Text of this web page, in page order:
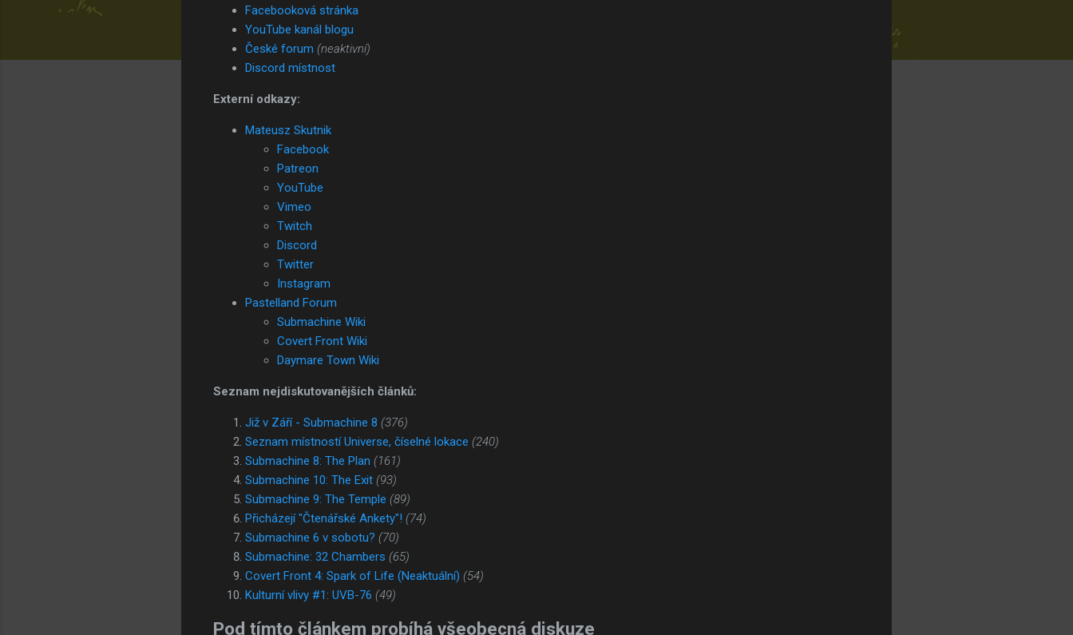
Facebooková stránka
YouTube kanál blogu
České forum (neaktivní)
Discord místnost
Externí odkazy:
Mateusz Skutnik
Facebook
Patreon
YouTube
Vimeo
Twitch
Discord
Twitter
Instagram
Pastelland Forum
Submachine Wiki
Covert Front Wiki
Daymare Town Wiki
Seznam nejdiskutovanějších článků:
Již v Září - Submachine 8 (376)
Seznam místností Universe, číselné lokace (240)
Submachine 8: The Plan (161)
Submachine 10: The Exit (93)
Submachine 9: The Temple (89)
Přicházejí "Čtenářské Ankety"! (74)
Submachine 6 v sobotu? (70)
Submachine: 32 Chambers (65)
Covert Front 4: Spark of Life (Neaktuální) (54)
Kulturní vlivy #1: UVB-76 (49)
Pod tímto článkem probíhá všeobecná diskuze